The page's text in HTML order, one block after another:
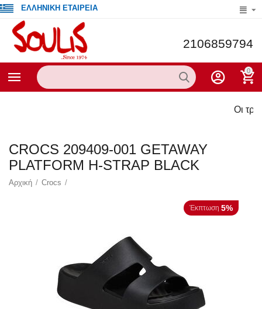
ΕΛΛΗΝΙΚΗ ΕΤΑΙΡΕΙΑ
2106859794
0
Οι τρέχουσες
CROCS 209409-001 GETAWAY
PLATFORM H-STRAP BLACK
Αρχική / Crocs /
Έκπτωση 5%